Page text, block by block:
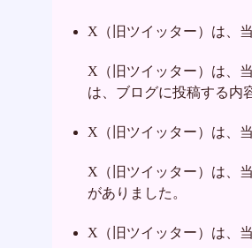
X（旧ツイッター）は、
X（旧ツイッター）は、
は、ブログに投稿する内
X（旧ツイッター）は、
X（旧ツイッター）は、
がありました。
X（旧ツイッター）は、